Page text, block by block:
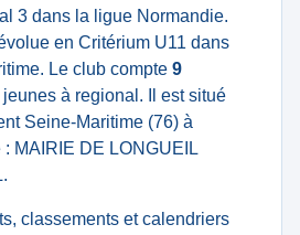
3 dans la ligue Normandie.
en Critérium U11 dans
Le club compte 9
à regional. Il est situé
Seine-Maritime (76) à
: MAIRIE DE LONGUEIL
classements et calendriers